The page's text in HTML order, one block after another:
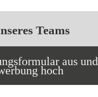
Teams
aus und
hoch